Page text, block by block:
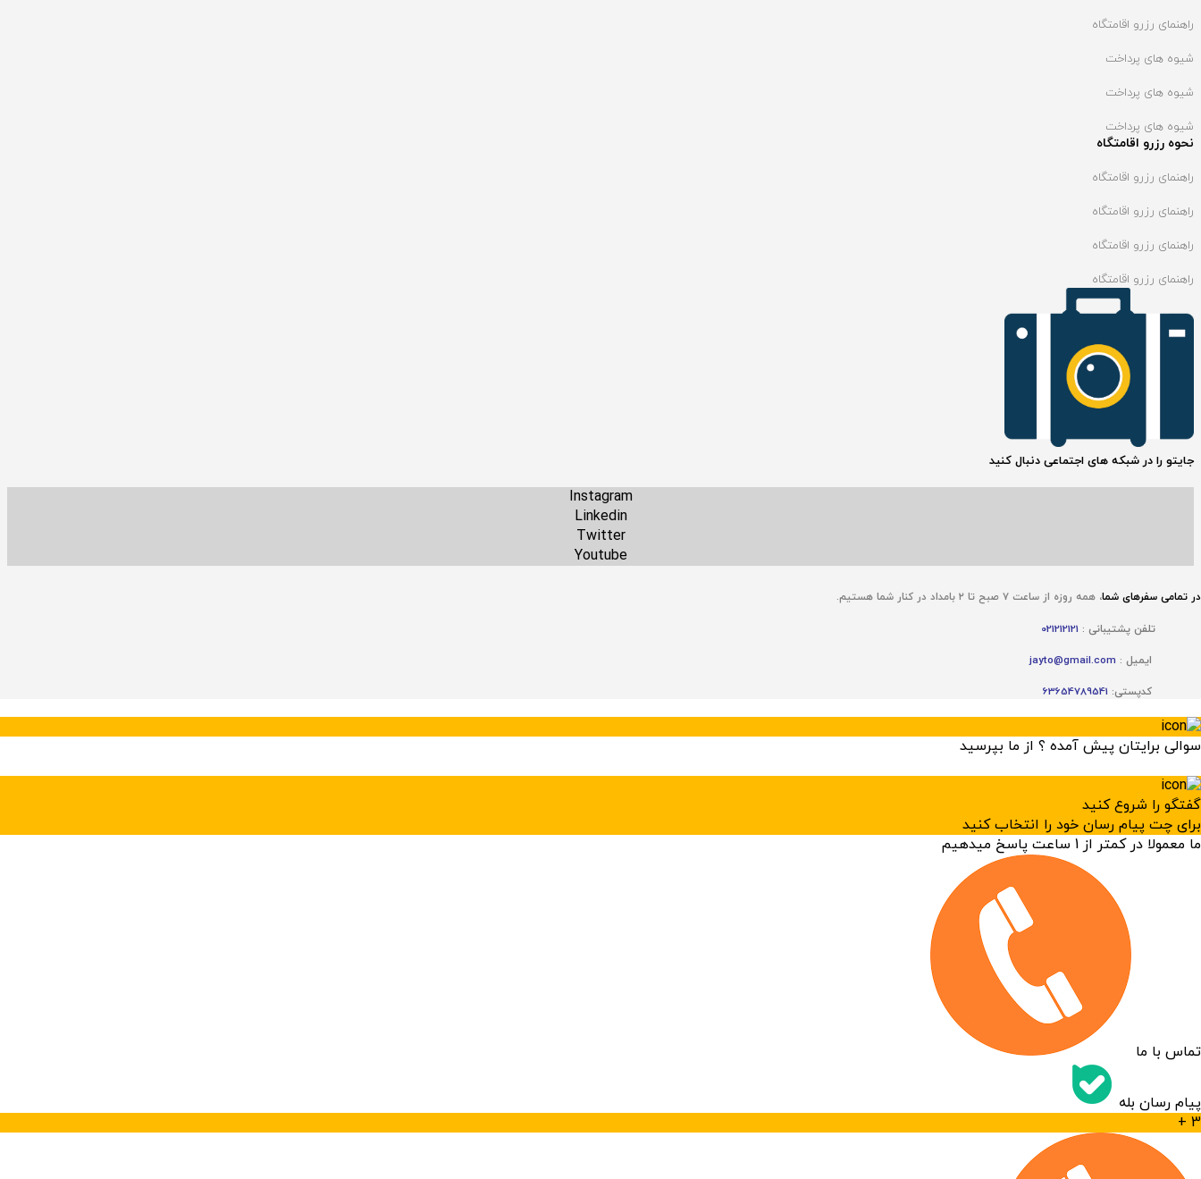
راهنمای رزرو اقامتگاه
شیوه های پرداخت
شیوه های پرداخت
شیوه های پرداخت
نحوه رزرو اقامتگاه
راهنمای رزرو اقامتگاه
راهنمای رزرو اقامتگاه
راهنمای رزرو اقامتگاه
راهنمای رزرو اقامتگاه
جایتو را در شبکه های اجتماعی دنبال کنید
Instagram
Linkedin
Twitter
Youtube
در تمامی سفر‌های شما، همه روزه از ساعت ۷ صبح تا ۲ بامداد در کنار شما هستیم.
تلفن پشتیبانی : 021212121
ایمیل : jayto@gmail.com
کدپستی: 63654789541
سوالی برایتان پیش آمده ؟ از ما بپرسید
گفتگو را شروع کنید
برای چت پیام رسان خود را انتخاب کنید
ما معمولا در کمتر از 1 ساعت پاسخ میدهیم
تماس با ما
پیام رسان بله
3 +